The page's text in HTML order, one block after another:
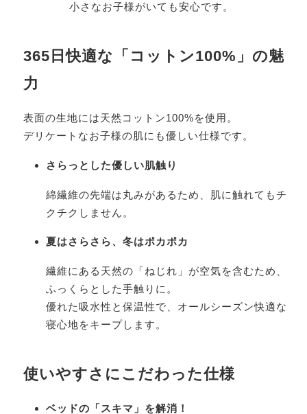
小さなお子様がいても安心です。
365日快適な「コットン100%」の魅
力
表面の生地には天然コットン100%を使用。
デリケートなお子様の肌にも優しい仕様です。
さらっとした優しい肌触り
綿繊維の先端は丸みがあるため、肌に触れてもチ
クチクしません。
夏はさらさら、冬はポカポカ
繊維にある天然の「ねじれ」が空気を含むため、
ふっくらとした手触りに。
優れた吸水性と保温性で、オールシーズン快適な
寝心地をキープします。
使いやすさにこだわった仕様
ベッドの「スキマ」を解消！